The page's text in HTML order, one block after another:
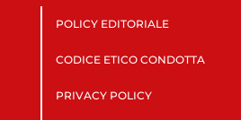
POLICY EDITORIALE
CODICE ETICO CONDOTTA
PRIVACY POLICY